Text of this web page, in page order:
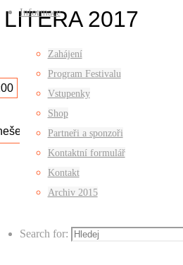
Informace
Zahájení
Program Festivalu
Vstupenky
Shop
Partneři a sponzoři
Kontaktní formulář
Kontakt
Archiv 2015
Search for:
2017
555/6